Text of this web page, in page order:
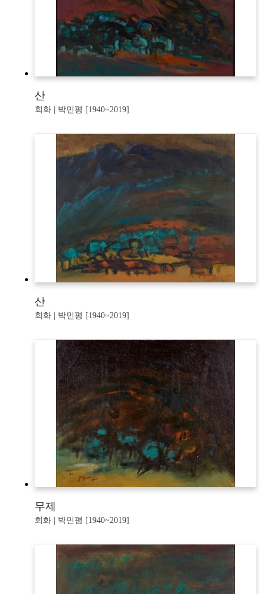
산
회화 | 박민평 [1940~2019]
산
회화 | 박민평 [1940~2019]
무제
회화 | 박민평 [1940~2019]